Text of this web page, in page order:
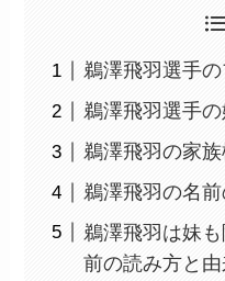
鵜澤飛羽選手
鵜澤飛羽選手の
鵜澤飛羽の家
鵜澤飛羽の名
鵜澤飛羽は妹
前の読み方と